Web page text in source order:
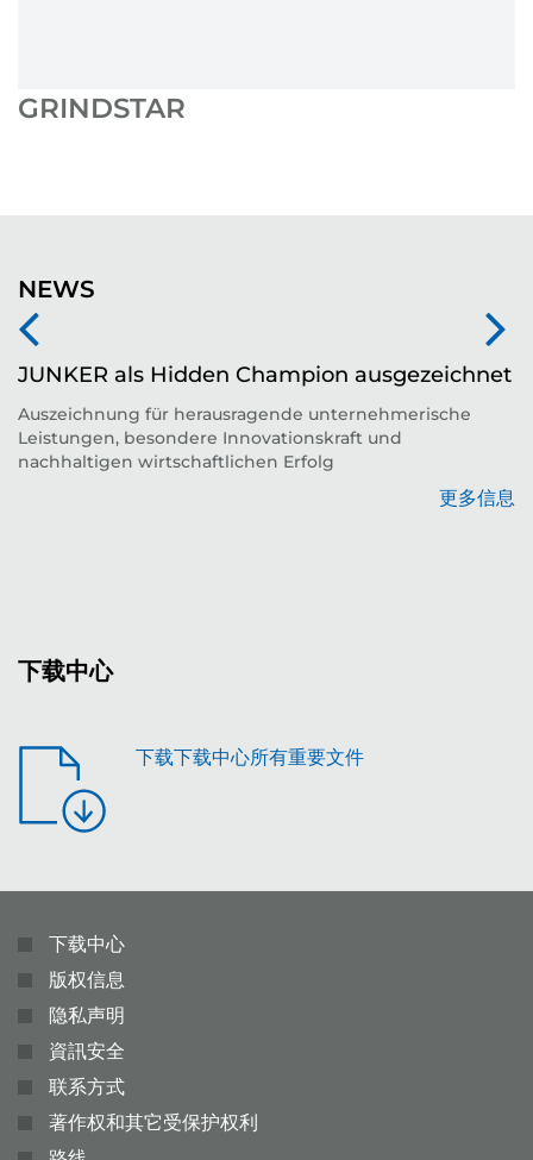
GRINDSTAR
NEWS
JUNKER als Hidden Champion ausgezeichnet
Auszeichnung für herausragende unternehmerische
Leistungen, besondere Innovationskraft und
nachhaltigen wirtschaftlichen Erfolg
更多信息
下载中心
下载下载中心所有重要文件
下载中心
版权信息
隐私声明
資訊安全
联系方式
著作权和其它受保护权利